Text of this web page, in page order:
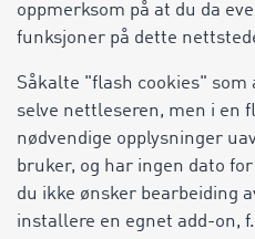
oppmerksom på at du da
funksjoner på dette
Såkalte "flash cookies" som
selve nettleseren, men i en
nødvendige opplysninger
bruker, og har ingen dato
du ikke ønsker bearbeiding
installere en egnet add-on,